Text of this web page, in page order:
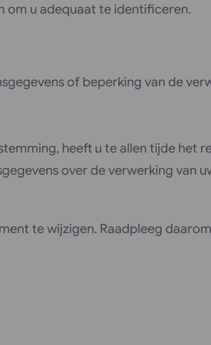
om u adequaat te identificeren.
of beperking van de
heeft u te allen tijde het
over de verwerking van
te wijzigen. Raadpleeg